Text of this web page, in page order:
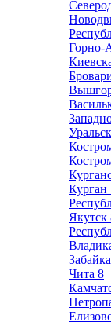
Горно-
Уральск
Курган
Якутск
Чита 8